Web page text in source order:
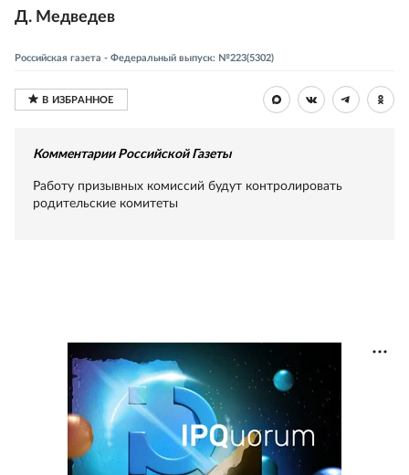
Д. Медведев
Российская газета - Федеральный выпуск: №223(5302)
Комментарии Российской Газеты
Работу призывных комиссий будут контролировать
родительские комитеты